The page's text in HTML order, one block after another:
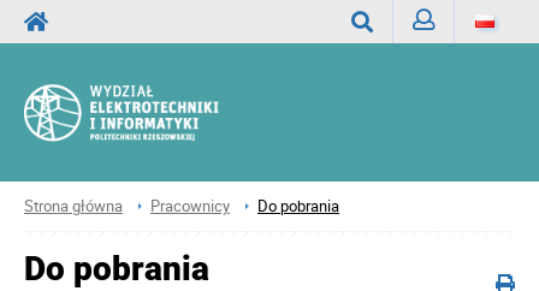
Strona główna Pracownicy Do pobrania
Do pobrania